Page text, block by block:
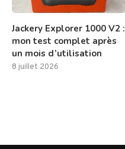
Jackery Explorer 1000 V2 :
mon test complet après
un mois d’utilisation
8 juillet 2026